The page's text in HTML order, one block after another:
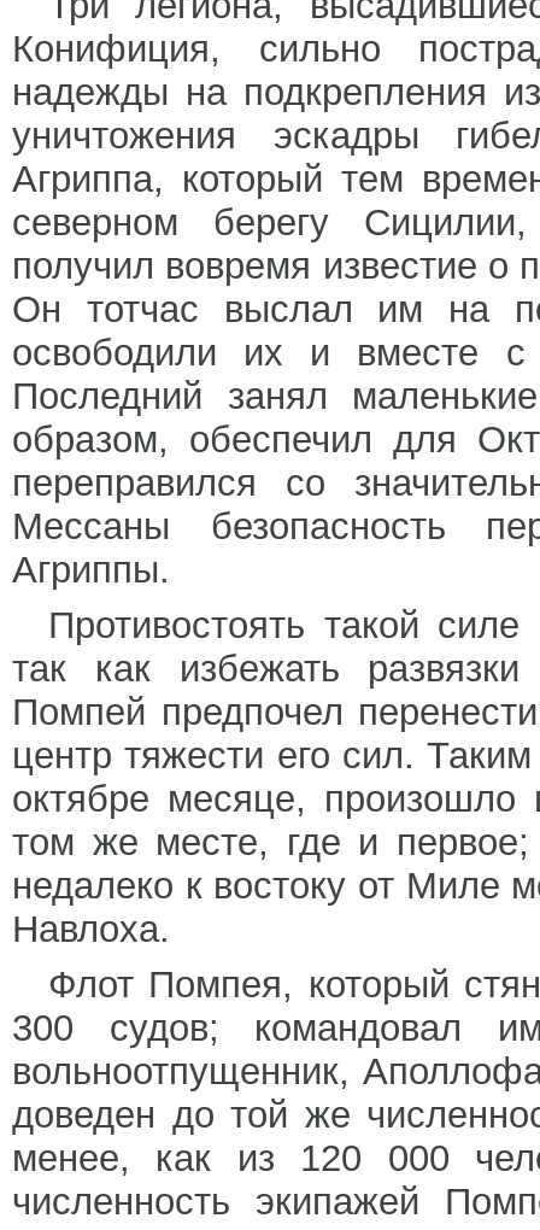
Конифиция, сильно
надежды на подкрепления
уничтожения эскадры
Агриппа, который тем
северном берегу
получил вовремя известие о
Он тотчас выслал им на
освободили их и вместе с
Последний занял
образом, обеспечил для
переправился со
Мессаны безопасность
Агриппы.
Противостоять такой
так как избежать
Помпей предпочел
центр тяжести его сил.
октябре месяце, произошло
том же месте, где и
недалеко к востоку от Миле
Навлоха.
Флот Помпея, который
300 судов; командовал
вольноотпущенник,
доведен до той же
менее, как из 120 000
численность экипажей